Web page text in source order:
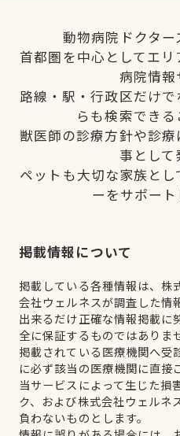
動物病院ドクター
首都圏を中心としてエ
病院情報
路線・駅・行政区だけ
らも検索できる
獣医師の診療方針や診
事として
ペットも大切な家族と
ーをサポート
掲載情報について
掲載している各種情報は、株
会社ウェルネスが調査した情
出来るだけ正確な情報掲載に
全に保証するものではありま
掲載されている医療機関へ受
に必ず該当の医療機関に直接
当サービスによって生じた損
ク、および株式会社ウェルネ
負わないものとします。